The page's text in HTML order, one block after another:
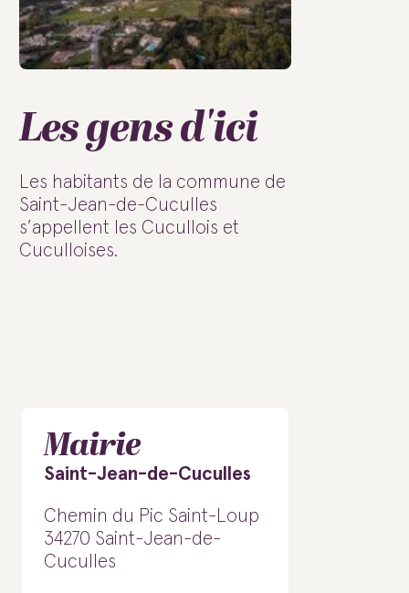
Les gens d'ici
Les habitants de la commune de
Saint-Jean-de-Cuculles
s’appellent les Cucullois et
Cuculloises.
Mairie
Saint-Jean-de-Cuculles
Chemin du Pic Saint-Loup
34270 Saint-Jean-de-
Cuculles